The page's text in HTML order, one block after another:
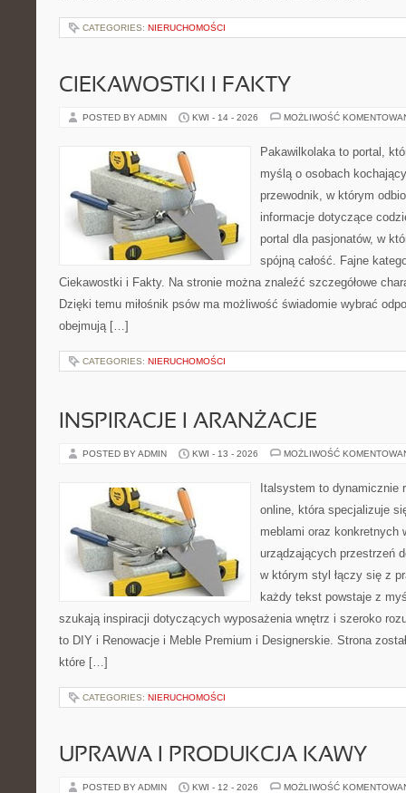
CATEGORIES: NIERUCHOMOŚCI
CIEKAWOSTKI I FAKTY
POSTED BY ADMIN KWI - 14 - 2026 MOŻLIWOŚĆ
Pakawilkolaka to portal,
myślą o osobach
przewodnik, w którym
informacje dotyczące
portal dla pasjonatów, w
spójną całość. Fajne
Ciekawostki i Fakty. Na stronie można znaleźć szczegółowe
Dzięki temu miłośnik psów ma możliwość świadomie wybrać
obejmują […]
CATEGORIES: NIERUCHOMOŚCI
INSPIRACJE I ARANŻACJE
POSTED BY ADMIN KWI - 13 - 2026 MOŻLIWOŚĆ
Italsystem to dynamicznie
online, która specjalizuje
meblami oraz konkretnych
urządzających przestrzeń
w którym styl łączy się z
każdy tekst powstaje z
szukają inspiracji dotyczących wyposażenia wnętrz i szeroko
to DIY i Renowacje i Meble Premium i Designerskie. Strona
które […]
CATEGORIES: NIERUCHOMOŚCI
UPRAWA I PRODUKCJA KAWY
POSTED BY ADMIN KWI - 12 - 2026 MOŻLIWOŚĆ